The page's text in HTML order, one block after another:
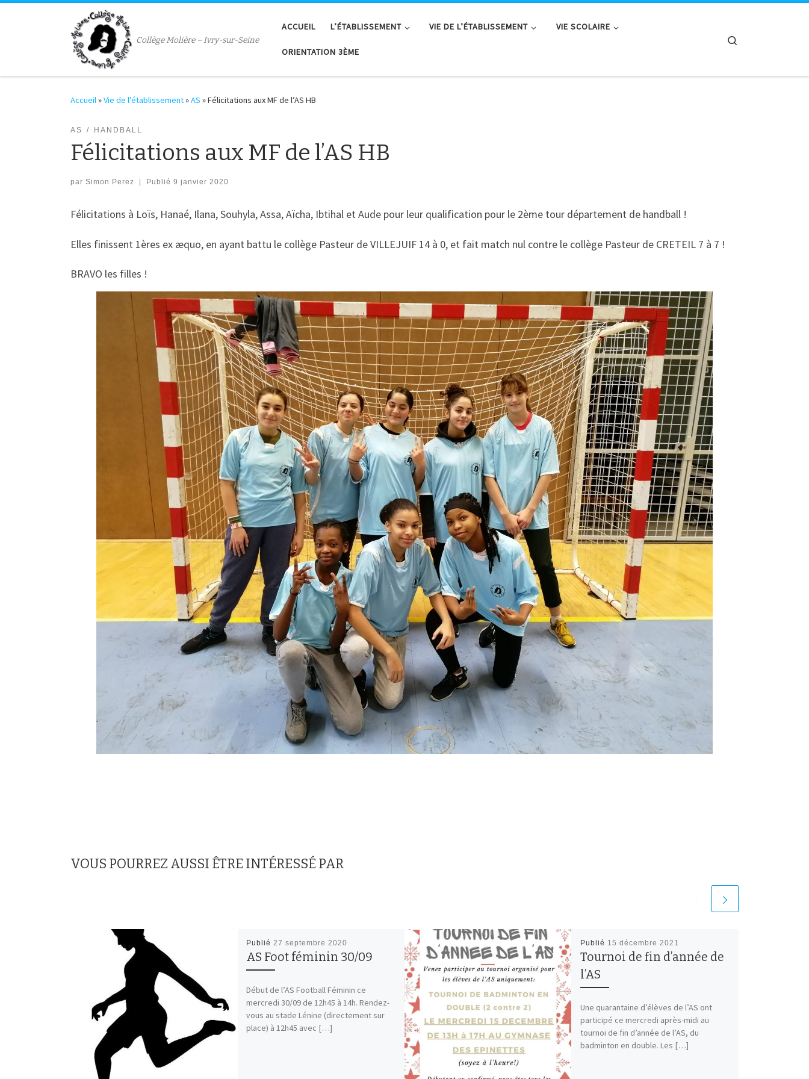
Passer au contenu
Collège Molière – Ivry-sur-Seine
ACCUEIL L’ÉTABLISSEMENT VIE DE L’ÉTABLISSEMENT VIE SCOLAIRE
ORIENTATION 3ÈME
Accueil»Vie de l'établissement»AS »Félicitations aux MF de l’AS HB
AS HANDBALL
Félicitations aux MF de l’AS HB
par Simon Perez Publié 9 janvier 2020
Félicitations à Loïs, Hanaé, Ilana, Souhyla, Assa, Aïcha, Ibtihal et Aude pour leur qualification pour le 2ème tour département de handball !
Elles finissent 1ères ex æquo, en ayant battu le collège Pasteur de VILLEJUIF 14 à 0, et fait match nul contre le collège Pasteur de CRETEIL 7 à 7 !
BRAVO les filles !
VOUS POURREZ AUSSI ÊTRE INTÉRESSÉ PAR
Publié 27 septembre 2020
AS Foot féminin 30/09
Début de l’AS Football Féminin ce
mercredi 30/09 de 12h45 à 14h. Rendez-
vous au stade Lénine (directement sur
place) à 12h45 avec […]
Publié 15 décembre 2021
Tournoi de fin d’année de
l’AS
Une quarantaine d’élèves de l’AS ont
participé ce mercredi après-midi au
tournoi de fin d’année de l’AS, du
badminton en double. Les […]